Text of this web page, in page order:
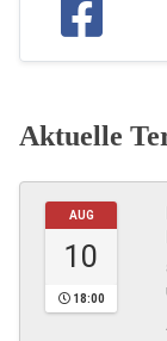
Aktuelle
AUG
10
18:00